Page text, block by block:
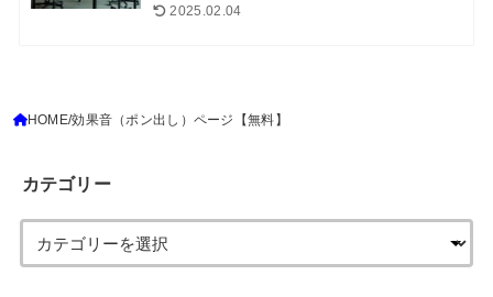
2025.02.04
HOME 効果音（ポン出し）ページ【無料】
カテゴリー